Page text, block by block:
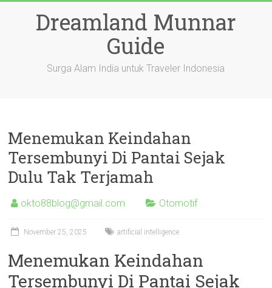
Dreamland Munnar
Guide
Surga Alam India untuk Traveler Indonesia
Menemukan Keindahan
Tersembunyi Di Pantai Sejak
Dulu Tak Terjamah
okto88blog@gmail.com Otomotif
November 25, 2025 artificial intelligence
Menemukan Keindahan
Tersembunyi Di Pantai Sejak